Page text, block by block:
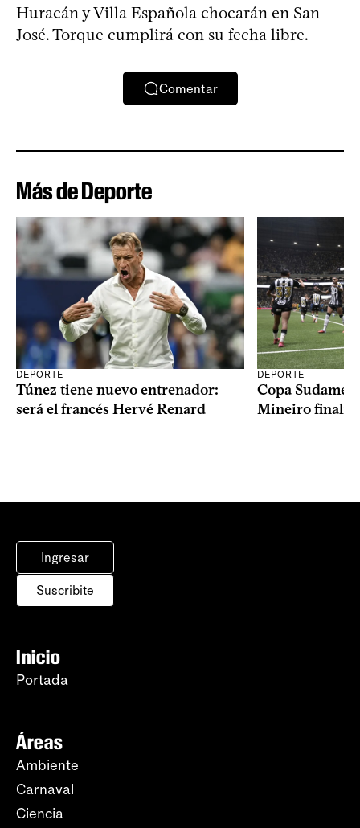
Huracán y Villa Española chocarán en San
José. Torque cumplirá con su fecha libre.
Comentar
Más de Deporte
DEPORTE
Túnez tiene nuevo entrenador:
será el francés Hervé Renard
DEPORTE
Copa
Mineiro
Ingresar
Suscribite
Inicio
Portada
Áreas
Ambiente
Carnaval
Ciencia